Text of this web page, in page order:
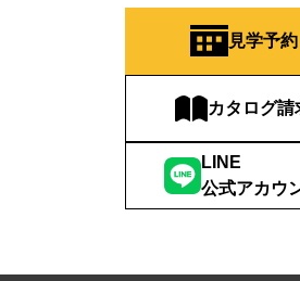
見学予約
カタログ請
LINE
公式アカウ